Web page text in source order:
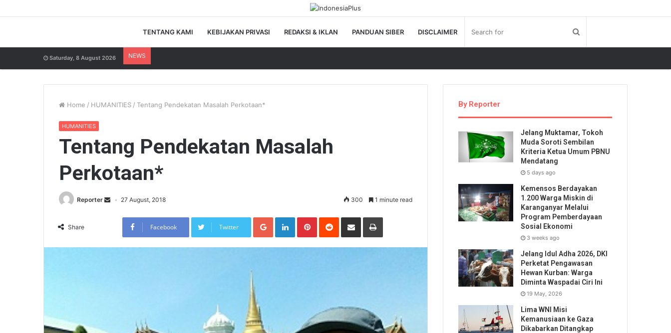
TENTANG KAMI KEBIJAKAN PRIVASI REDAKSI & IKLAN PANDUAN SIBER DISCLAIMER
Saturday, 8 August 2026 NEWS
Home / HUMANITIES / Tentang Pendekatan Masalah Perkotaan*
HUMANITIES
Tentang Pendekatan Masalah
Perkotaan*
Reporter 27 August, 2018 300 1 minute read
Share Facebook Twitter
Google+LinkedInPinterestReddit Share via Email Print
By Reporter
Jelang Muktamar, Tokoh
Muda Soroti Sembilan
Kriteria Ketua Umum PBNU
Mendatang
5 days ago
Kemensos Berdayakan
1.200 Warga Miskin di
Karanganyar Melalui
Program Pemberdayaan
Sosial Ekonomi
3 weeks ago
Jelang Idul Adha 2026, DKI
Perketat Pengawasan
Hewan Kurban: Warga
Diminta Waspadai Ciri Ini
19 May, 2026
Lima WNI Misi
Kemanusiaan ke Gaza
Dikabarkan Ditangkap